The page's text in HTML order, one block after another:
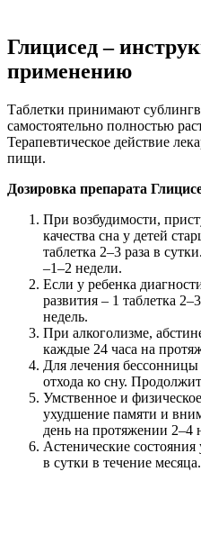
Глицисед –
применению
Таблетки принимают
самостоятельно полностью
Терапевтическое действие
пищи.
Дозировка препарата
При возбудимости,
качества сна у детей
таблетка 2–3 раза в
–1–2 недели.
Если у ребенка
развития – 1 таблетка
недель.
При алкоголизме,
каждые 24 часа на
Для лечения
отхода ко сну.
Умственное и
ухудшение памяти и
день на протяжении 2–4
Астенические
в сутки в течение месяца.